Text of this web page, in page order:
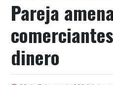
Pareja
dinero